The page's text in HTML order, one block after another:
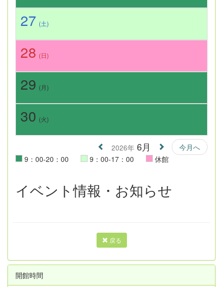
27 (土)
28 (日)
29 (月)
30 (火)
2026年 6月
今月へ
9：00-20：00
9：00-17：00 休館
イベント情報・お知らせ
戻る
開館時間